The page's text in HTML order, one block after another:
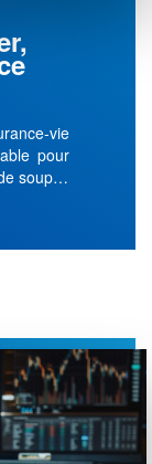
vie
pour
soup…